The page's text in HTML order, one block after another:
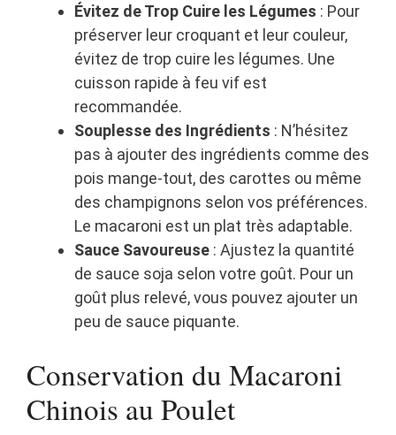
Évitez de Trop Cuire les Légumes : Pour
préserver leur croquant et leur couleur,
évitez de trop cuire les légumes. Une
cuisson rapide à feu vif est
recommandée.
Souplesse des Ingrédients : N’hésitez
pas à ajouter des ingrédients comme des
pois mange-tout, des carottes ou même
des champignons selon vos préférences.
Le macaroni est un plat très adaptable.
Sauce Savoureuse : Ajustez la quantité
de sauce soja selon votre goût. Pour un
goût plus relevé, vous pouvez ajouter un
peu de sauce piquante.
Conservation du Macaroni
Chinois au Poulet